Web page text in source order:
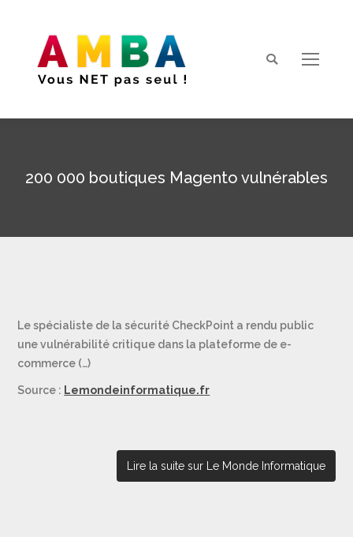
Search:
200 000 boutiques Magento vulnérables
Le spécialiste de la sécurité CheckPoint a rendu public
une vulnérabilité critique dans la plateforme de e-
commerce (…)
Source : Lemondeinformatique.fr
Lire la suite sur Le Monde Informatique